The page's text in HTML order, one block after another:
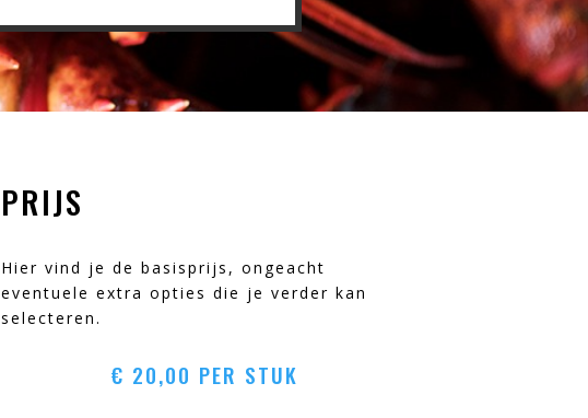
PRIJS
Hier vind je de basisprijs, ongeacht
eventuele extra opties die je verder kan
selecteren.
€ 20,00 PER STUK